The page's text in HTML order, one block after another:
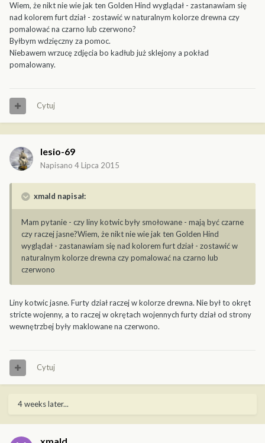
Wiem, że nikt nie wie jak ten Golden Hind wyglądał - zastanawiam się
nad kolorem furt dział - zostawić w naturalnym kolorze drewna czy
pomalować na czarno lub czerwono?
Byłbym wdzięczny za pomoc.
Niebawem wrzucę zdjęcia bo kadłub już sklejony a pokład
pomalowany.
Cytuj
lesio-69
Napisano 4 Lipca 2015
xmald napisał:
Mam pytanie - czy liny kotwic były smołowane - mają być czarne
czy raczej jasne?Wiem, że nikt nie wie jak ten Golden Hind
wyglądał - zastanawiam się nad kolorem furt dział - zostawić w
naturalnym kolorze drewna czy pomalować na czarno lub
czerwono
Liny kotwic jasne. Furty dział raczej w kolorze drewna. Nie był to okręt
stricte wojenny, a to raczej w okrętach wojennych furty dział od strony
wewnętrzbej były maklowane na czerwono.
Cytuj
4 weeks later...